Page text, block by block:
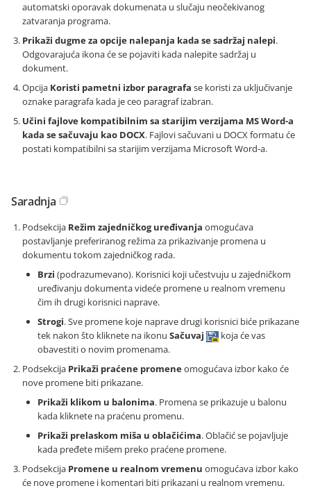
automatski oporavak dokumenata u slučaju neočekivanog
zatvaranja programa.
Prikaži dugme za opcije nalepanja kada se sadržaj nalepi.
Odgovarajuća ikona će se pojaviti kada nalepite sadržaj u
dokument.
Opcija Koristi pametni izbor paragrafa se koristi za uključivanje
oznake paragrafa kada je ceo paragraf izabran.
Učini fajlove kompatibilnim sa starijim verzijama MS Word-a
kada se sačuvaju kao DOCX. Fajlovi sačuvani u DOCX formatu će
postati kompatibilni sa starijim verzijama Microsoft Word-a.
Saradnja
Podsekcija Režim zajedničkog uređivanja omogućava
postavljanje preferiranog režima za prikazivanje promena u
dokumentu tokom zajedničkog rada.
Brzi (podrazumevano). Korisnici koji učestvuju u zajedničkom
uređivanju dokumenta videće promene u realnom vremenu
čim ih drugi korisnici naprave.
Strogi. Sve promene koje naprave drugi korisnici biće prikazane
tek nakon što kliknete na ikonu Sačuvaj
koja će vas
obavestiti o novim promenama.
Podsekcija Prikaži praćene promeneomogućava izbor kako će
nove promene biti prikazane.
Prikaži klikom u balonima. Promena se prikazuje u balonu
kada kliknete na praćenu promenu.
Prikaži prelaskom miša u oblačićima. Oblačić se pojavljuje
kada pređete mišem preko praćene promene.
Podsekcija Promene u realnom vremenu omogućava izbor kako
će nove promene i komentari biti prikazani u realnom vremenu.